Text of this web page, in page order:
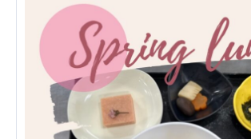
爽やかな風 那覇エリア
社会福祉法人 共生会
特別養護老人ホーム 共生の家
株式会社 アジアメデカ元気事業団
アジアメデカ元気事業団